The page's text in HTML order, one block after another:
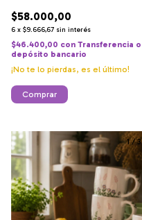
$58.000,00
6 x $9.666,67 sin interés
$46.400,00 con Transferencia o
depósito bancario
¡No te lo pierdas, es el último!
Comprar
1/3